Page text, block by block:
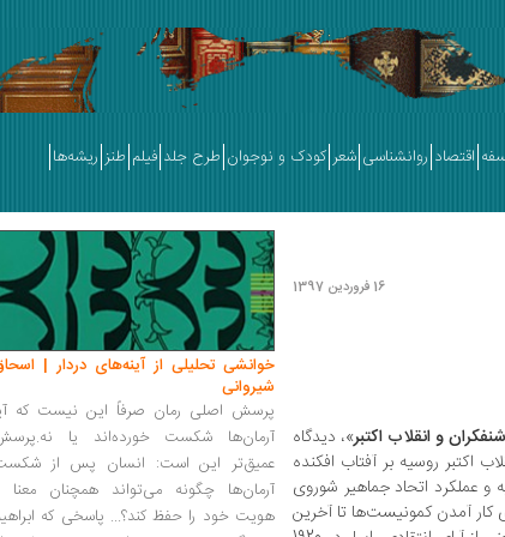
اقتصاد روانشناسی شعر کودک و نوجوان طرح جلد فیلم طنز ریشه‌ها
16 فروردین 1397
و انقلاب اکتبر»، دیدگاه
اکتبر روسیه بر آفتاب افکنده
و عملکرد اتحاد جماهیر شوروی
آمدن کمونیست‌ها تا آخرین
خوانشی تحلیلی از آینه‌های دردار |
شیروانی
پرسش اصلی رمان صرفاً این نیست که
آرمان‌ها شکست خورده‌اند یا
عمیق‌تر این است: انسان پس از
آرمان‌ها چگونه می‌تواند همچنان معنا
هویت خود را حفظ کند؟... پاسخی که